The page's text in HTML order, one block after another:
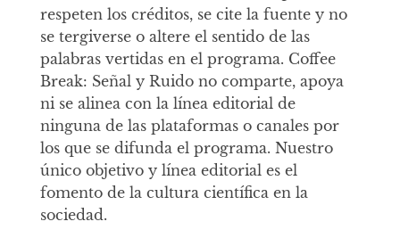
respeten los créditos, se cite la fuente y no
se tergiverse o altere el sentido de las
palabras vertidas en el programa. Coffee
Break: Señal y Ruido no comparte, apoya
ni se alinea con la línea editorial de
ninguna de las plataformas o canales por
los que se difunda el programa. Nuestro
único objetivo y línea editorial es el
fomento de la cultura científica en la
sociedad.